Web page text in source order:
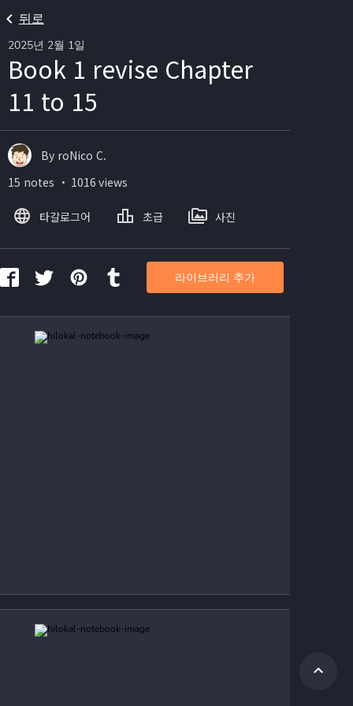
뒤로
2025년 2월 1일
Book 1 revise Chapter
11 to 15
By roNico C.
15 notes ・ 1016 views
타갈로그어 초급 사진
라이브러리 추가